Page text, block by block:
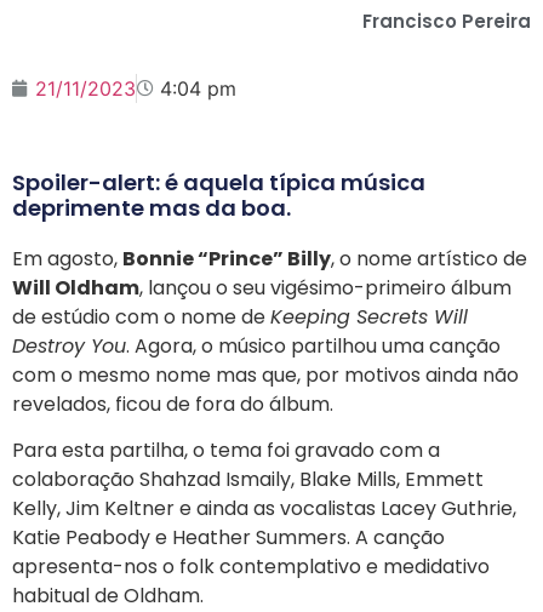
Francisco Pereira
21/11/2023 4:04 pm
Spoiler-alert: é aquela típica música
deprimente mas da boa.
Em agosto, Bonnie “Prince” Billy, o nome artístico de
Will Oldham, lançou o seu vigésimo-primeiro álbum
de estúdio com o nome deKeeping Secrets Will
Destroy You. Agora, o músico partilhou uma canção
com o mesmo nome mas que, por motivos ainda não
revelados, ficou de fora do álbum.
Para esta partilha, o tema foi gravado com a
colaboração Shahzad Ismaily, Blake Mills, Emmett
Kelly, Jim Keltner e ainda as vocalistas Lacey Guthrie,
Katie Peabody e Heather Summers. A canção
apresenta-nos o folk contemplativo e medidativo
habitual de Oldham.